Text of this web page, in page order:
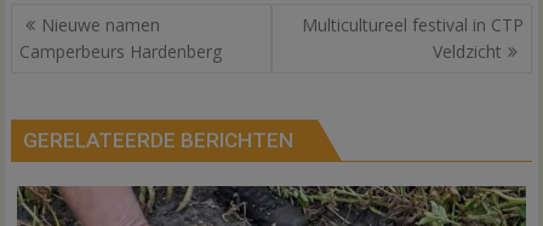
Bericht
navigatie
Nieuwe namen
Camperbeurs Hardenberg
Multicultureel festival in CTP
Veldzicht
GERELATEERDE BERICHTEN